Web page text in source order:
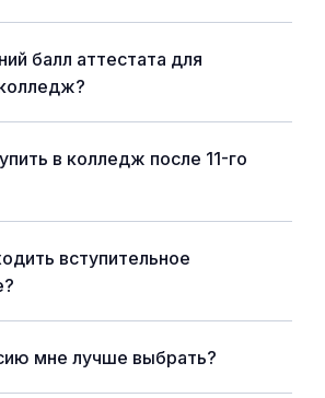
балл аттестата для
в колледж после 11-го
вступительное
мне лучше выбрать?